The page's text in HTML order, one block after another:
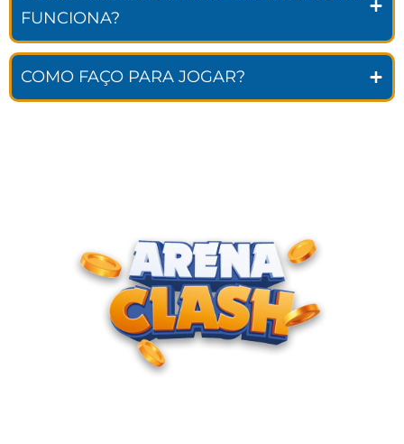
FUNCIONA?
COMO FAÇO PARA JOGAR?